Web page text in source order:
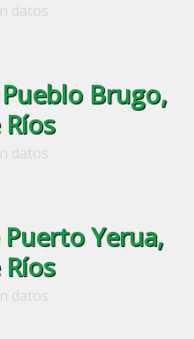
datos
Brugo,
datos
Yerua,
datos